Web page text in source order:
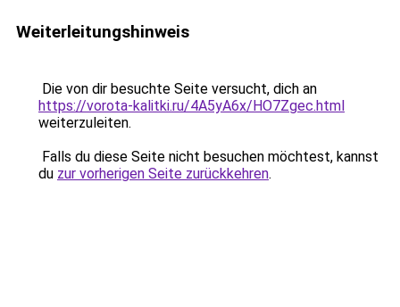
Weiterleitungshinweis
Die von dir besuchte Seite versucht, dich an
https://vorota-kalitki.ru/4A5yA6x/HO7Zgec.html
weiterzuleiten.
Falls du diese Seite nicht besuchen möchtest, kannst
du zur vorherigen Seite zurückkehren.